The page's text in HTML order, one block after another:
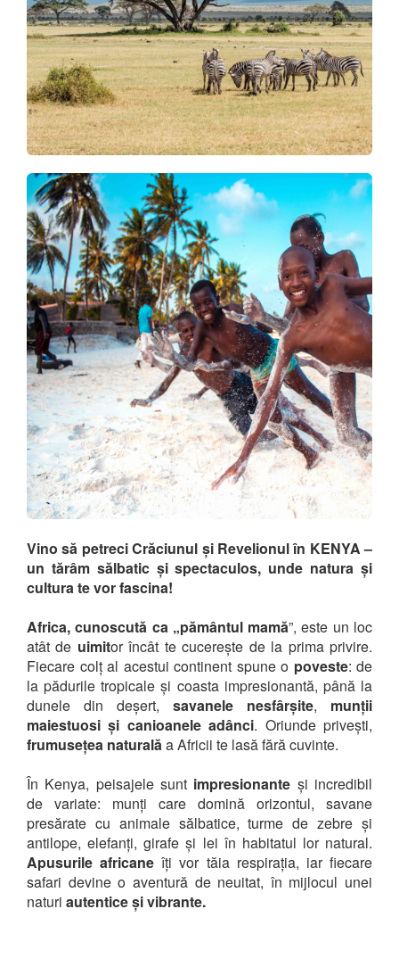
Vino să petreci Crăciunul și Revelionul în KENYA –
un tărâm sălbatic și spectaculos, unde natura și
cultura te vor fascina!
Africa, cunoscută ca „pământul mamă”, este un loc
atât de uimitor încât te cucerește de la prima privire.
Fiecare colț al acestui continent spune o poveste: de
la pădurile tropicale și coasta impresionantă, până la
dunele din deșert, savanele nesfârșite, munții
maiestuosi și canioanele adânci. Oriunde privești,
frumusețea naturalăa Africii te lasă fără cuvinte.
În Kenya, peisajele sunt impresionante și incredibil
de variate: munți care domină orizontul, savane
presărate cu animale sălbatice, turme de zebre și
antilope, elefanți, girafe și lei în habitatul lor natural.
Apusurile africaneîți vor tăia respirația, iar fiecare
safari devine o aventură de neuitat, în mijlocul unei
naturi autentice și vibrante.